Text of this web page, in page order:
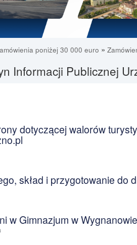
poniżej 30 000 euro »
Informacji Publicznej
dotyczącej walorów
skład i przygotowanie do
w Gimnazjum w Wygnanowie